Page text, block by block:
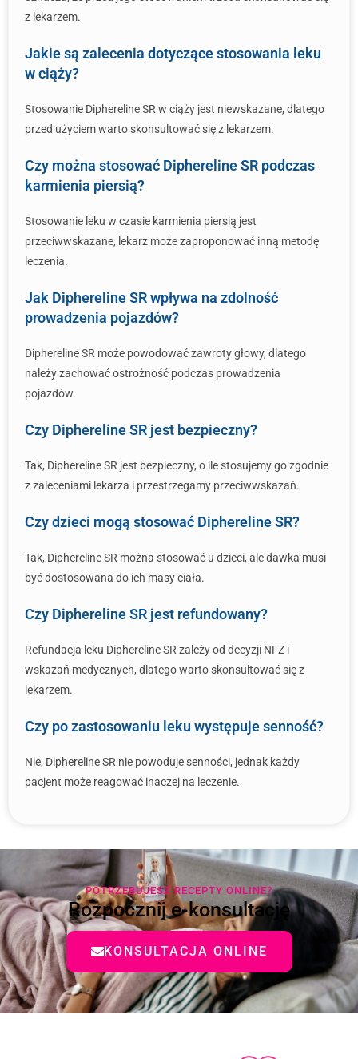
z lekarzem.
Jakie są zalecenia dotyczące stosowania leku
w ciąży?
Stosowanie Diphereline SR w ciąży jest niewskazane, dlatego
przed użyciem warto skonsultować się z lekarzem.
Czy można stosować Diphereline SR podczas
karmienia piersią?
Stosowanie leku w czasie karmienia piersią jest
przeciwwskazane, lekarz może zaproponować inną metodę
leczenia.
Jak Diphereline SR wpływa na zdolność
prowadzenia pojazdów?
Diphereline SR może powodować zawroty głowy, dlatego
należy zachować ostrożność podczas prowadzenia
pojazdów.
Czy Diphereline SR jest bezpieczny?
Tak, Diphereline SR jest bezpieczny, o ile stosujemy go zgodnie
z zaleceniami lekarza i przestrzegamy przeciwwskazań.
Czy dzieci mogą stosować Diphereline SR?
Tak, Diphereline SR można stosować u dzieci, ale dawka musi
być dostosowana do ich masy ciała.
Czy Diphereline SR jest refundowany?
Refundacja leku Diphereline SR zależy od decyzji NFZ i
wskazań medycznych, dlatego warto skonsultować się z
lekarzem.
Czy po zastosowaniu leku występuje senność?
Nie, Diphereline SR nie powoduje senności, jednak każdy
pacjent może reagować inaczej na leczenie.
POTRZEBUJESZ RECEPTY ONLINE?
Rozpocznij e-konsultację
KONSULTACJA ONLINE